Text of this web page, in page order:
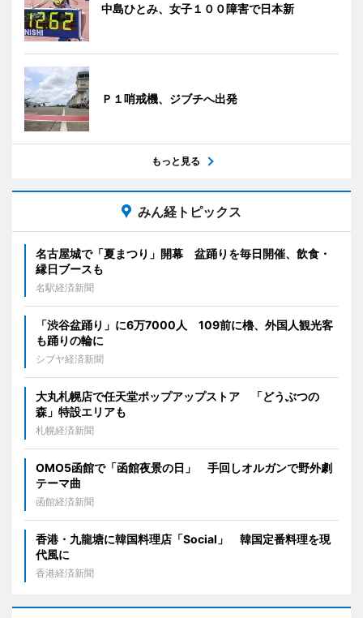
中島ひとみ、女子１００障害で日本新
Ｐ１哨戒機、ジブチへ出発
もっと見る
みん経トピックス
名古屋城で「夏まつり」開幕 盆踊りを毎日開催、飲食・
縁日ブースも
名駅経済新聞
「渋谷盆踊り」に6万7000人 109前に櫓、外国人観光客
も踊りの輪に
シブヤ経済新聞
大丸札幌店で任天堂ポップアップストア 「どうぶつの
森」特設エリアも
札幌経済新聞
OMO5函館で「函館夜景の日」 手回しオルガンで野外劇
テーマ曲
函館経済新聞
香港・九龍塘に韓国料理店「Social」 韓国定番料理を現
代風に
香港経済新聞